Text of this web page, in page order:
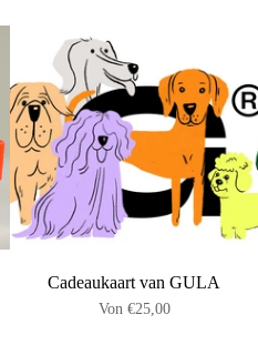
Cadeaukaart van GULA
Von €25,00